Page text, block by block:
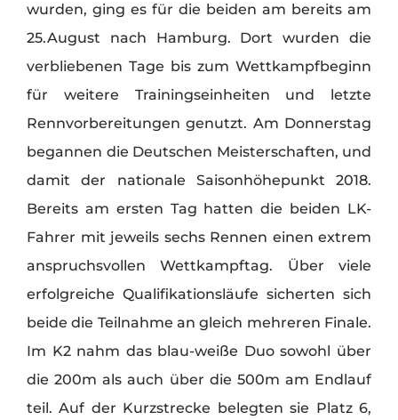
wurden, ging es für die beiden am bereits am
25.August nach Hamburg. Dort wurden die
verbliebenen Tage bis zum Wettkampfbeginn
für weitere Trainingseinheiten und letzte
Rennvorbereitungen genutzt. Am Donnerstag
begannen die Deutschen Meisterschaften, und
damit der nationale Saisonhöhepunkt 2018.
Bereits am ersten Tag hatten die beiden LK-
Fahrer mit jeweils sechs Rennen einen extrem
anspruchsvollen Wettkampftag. Über viele
erfolgreiche Qualifikationsläufe sicherten sich
beide die Teilnahme an gleich mehreren Finale.
Im K2 nahm das blau-weiße Duo sowohl über
die 200m als auch über die 500m am Endlauf
teil. Auf der Kurzstrecke belegten sie Platz 6,